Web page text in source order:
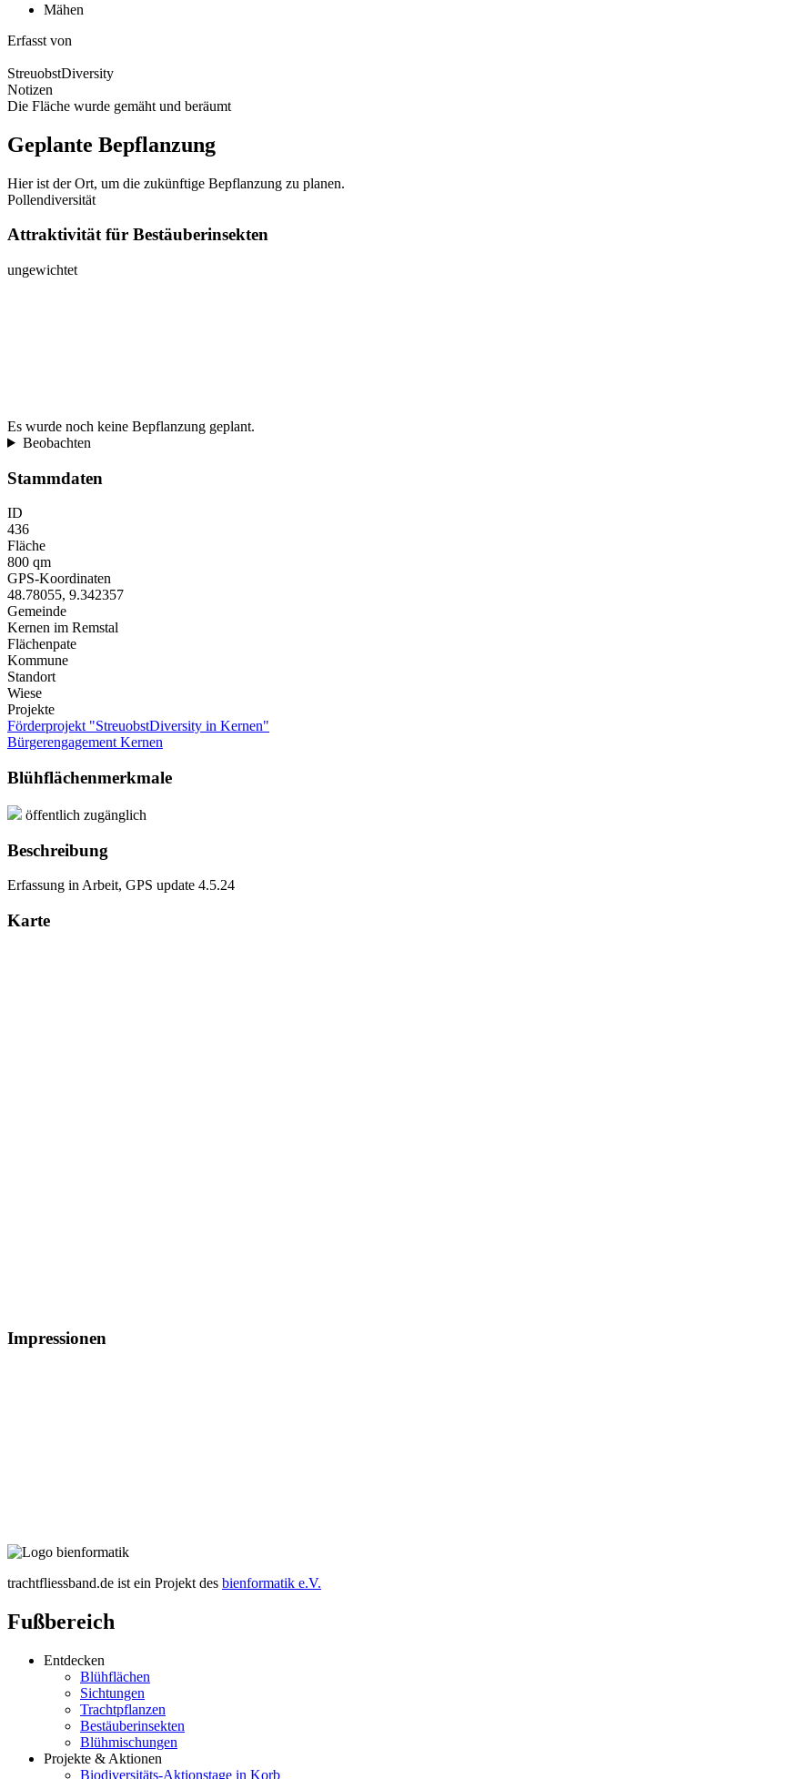
Mähen
Erfasst von
StreuobstDiversity
Notizen
Die Fläche wurde gemäht und beräumt
Geplante Bepflanzung
Hier ist der Ort, um die zukünftige Bepflanzung zu planen.
Pollendiversität
Attraktivität für Bestäuberinsekten
ungewichtet
Es wurde noch keine Bepflanzung geplant.
Beobachten
Stammdaten
ID
436
Fläche
800 qm
GPS-Koordinaten
48.78055, 9.342357
Gemeinde
Kernen im Remstal
Flächenpate
Kommune
Standort
Wiese
Projekte
Förderprojekt "StreuobstDiversity in Kernen"
Bürgerengagement Kernen
Blühflächenmerkmale
öffentlich zugänglich
Beschreibung
Erfassung in Arbeit, GPS update 4.5.24
Karte
Impressionen
trachtfliessband.de ist ein Projekt des bienformatik e.V.
Fußbereich
Entdecken
Blühflächen
Sichtungen
Trachtpflanzen
Bestäuberinsekten
Blühmischungen
Projekte & Aktionen
Biodiversitäts-Aktionstage in Korb